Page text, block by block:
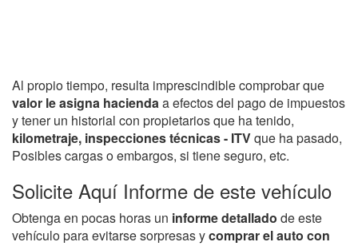
Al propio tiempo, resulta imprescindible comprobar que
valor le asigna haciendaa efectos del pago de impuestos
y tener un historial con propietarios que ha tenido,
kilometraje, inspecciones técnicas - ITVque ha pasado,
Posibles cargas o embargos, si tiene seguro, etc.
Solicite Aquí Informe de este vehículo
Obtenga en pocas horas un informe detallado de este
vehículo para evitarse sorpresas ycomprar el auto con